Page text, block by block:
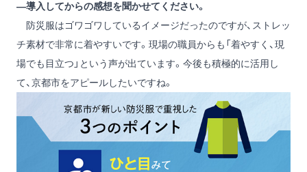
―導入してからの感想を聞かせてください。
防災服はゴワゴワしているイメージだったのですが、ストレッ
チ素材で非常に着やすいです。現場の職員からも「着やすく、現
場でも目立つ」という声が出ています。今後も積極的に活用し
て、京都市をアピールしたいですね。